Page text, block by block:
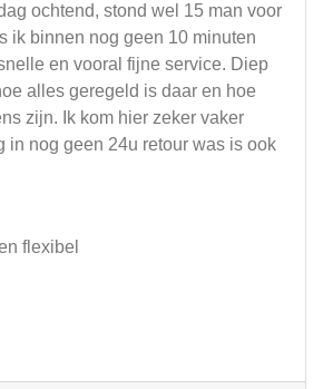
ochtend, stond wel 15 man voor
ik binnen nog geen 10 minuten
en vooral fijne service. Diep
alles geregeld is daar en hoe
zijn. Ik kom hier zeker vaker
in nog geen 24u retour was is ook
flexibel